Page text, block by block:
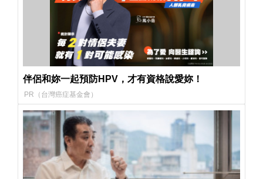
伴侶和妳一起預防HPV，才有資格說愛妳！
PR（台灣癌症基金會）